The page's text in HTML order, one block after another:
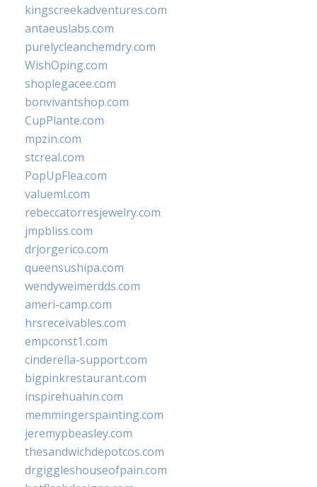
kingscreekadventures.com
antaeuslabs.com
purelycleanchemdry.com
WishOping.com
shoplegacee.com
bonvivantshop.com
CupPlante.com
mpzin.com
stcreal.com
PopUpFlea.com
valueml.com
rebeccatorresjewelry.com
jmpbliss.com
drjorgerico.com
queensushipa.com
wendyweimerdds.com
ameri-camp.com
hrsreceivables.com
empconst1.com
cinderella-support.com
bigpinkrestaurant.com
inspirehuahin.com
memmingerspainting.com
jeremypbeasley.com
thesandwichdepotcos.com
drgiggleshouseofpain.com